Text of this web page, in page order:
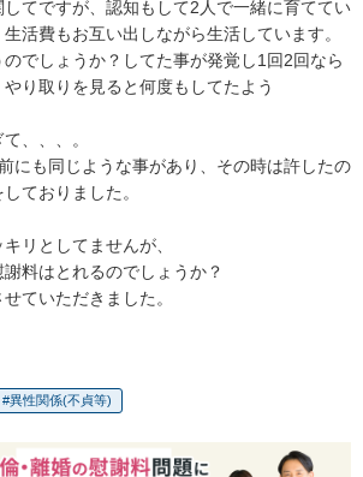
てですが、認知もして2人で一緒に育ててい
活費もお互い出しながら生活しています。
でしょうか？してた事が発覚し1回2回なら
り取りを見ると何度もしてたよう
、、、。
にも同じような事があり、その時は許したの
ておりました。
リとしてませんが、
料はとれるのでしょうか？
ていただきました。
異性関係(不貞等)